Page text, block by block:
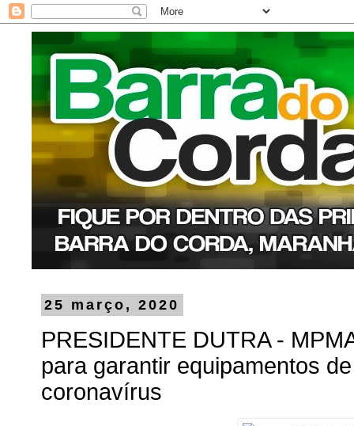
25 março, 2020
PRESIDENTE DUTRA -
para garantir equipamentos
coronavírus